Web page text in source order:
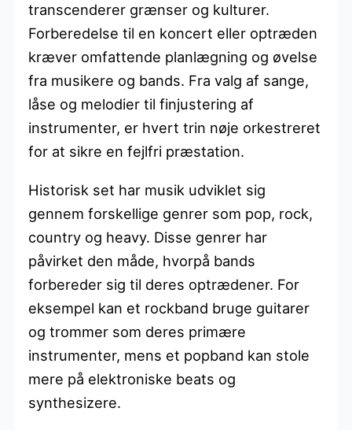
transcenderer grænser og kulturer.
Forberedelse til en koncert eller optræden
kræver omfattende planlægning og øvelse
fra musikere og bands. Fra valg af sange,
låse og melodier til finjustering af
instrumenter, er hvert trin nøje orkestreret
for at sikre en fejlfri præstation.
Historisk set har musik udviklet sig
gennem forskellige genrer som pop, rock,
country og heavy. Disse genrer har
påvirket den måde, hvorpå bands
forbereder sig til deres optrædener. For
eksempel kan et rockband bruge guitarer
og trommer som deres primære
instrumenter, mens et popband kan stole
mere på elektroniske beats og
synthesizere.